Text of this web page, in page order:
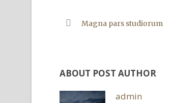
Magna pars studiorum
ABOUT POST AUTHOR
admin